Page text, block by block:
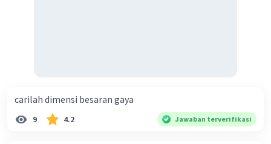
carilah dimensi besaran gaya
9 4.2 Jawaban terverifikasi